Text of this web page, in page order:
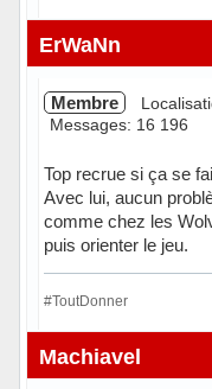
Hors ligne
ErWaNn
Membre
Messages: 16 196
Top recrue si ça se
Avec lui, aucun
comme chez les
puis orienter le jeu.
#ToutDonner
Hors ligne
Machiavel